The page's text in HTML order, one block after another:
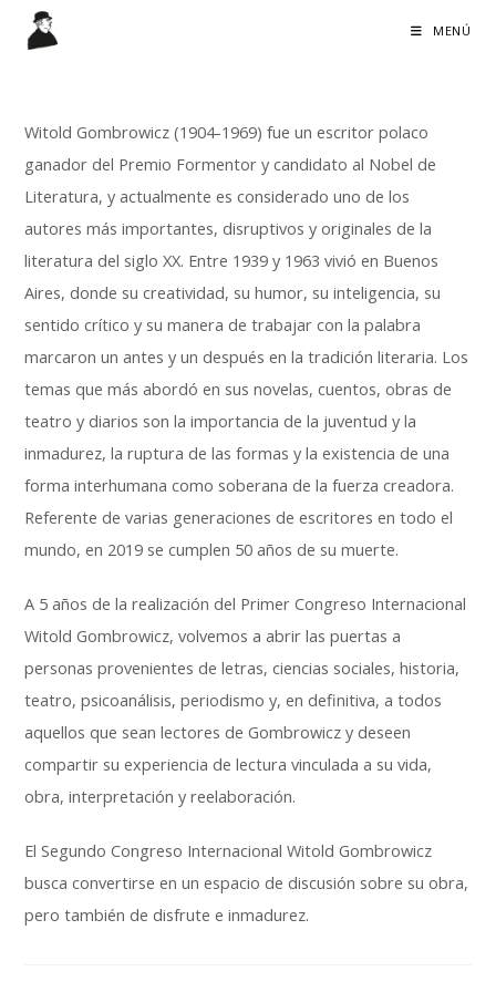
MENÚ
Witold Gombrowicz (1904-1969) fue un escritor polaco
ganador del Premio Formentor y candidato al Nobel de
Literatura, y actualmente es considerado uno de los
autores más importantes, disruptivos y originales de la
literatura del siglo XX. Entre 1939 y 1963 vivió en Buenos
Aires, donde su creatividad, su humor, su inteligencia, su
sentido crítico y su manera de trabajar con la palabra
marcaron un antes y un después en la tradición literaria. Los
temas que más abordó en sus novelas, cuentos, obras de
teatro y diarios son la importancia de la juventud y la
inmadurez, la ruptura de las formas y la existencia de una
forma interhumana como soberana de la fuerza creadora.
Referente de varias generaciones de escritores en todo el
mundo, en 2019 se cumplen 50 años de su muerte.
A 5 años de la realización del Primer Congreso Internacional
Witold Gombrowicz, volvemos a abrir las puertas a
personas provenientes de letras, ciencias sociales, historia,
teatro, psicoanálisis, periodismo y, en definitiva, a todos
aquellos que sean lectores de Gombrowicz y deseen
compartir su experiencia de lectura vinculada a su vida,
obra, interpretación y reelaboración.
El Segundo Congreso Internacional Witold Gombrowicz
busca convertirse en un espacio de discusión sobre su obra,
pero también de disfrute e inmadurez.